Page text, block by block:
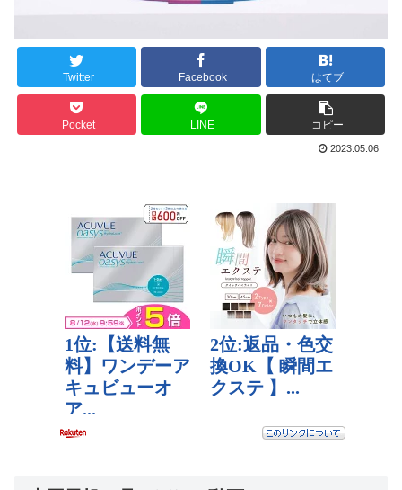
Twitter Facebook はてブ
Pocket LINE コピー
2023.05.06